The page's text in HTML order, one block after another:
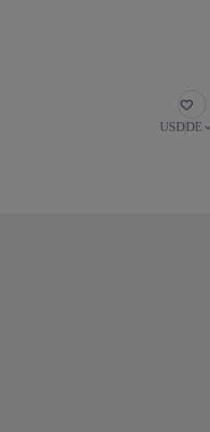
USD DE